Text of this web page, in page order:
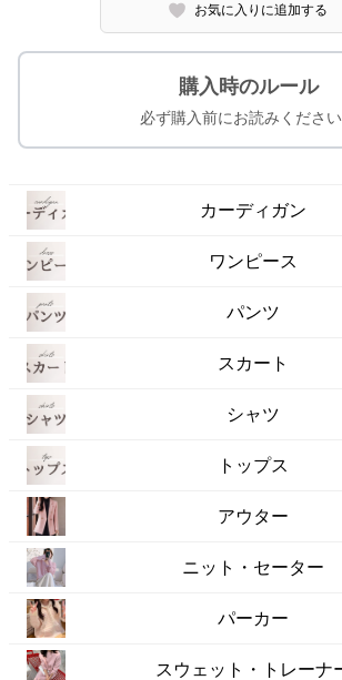
お気に入りに追加する
購入時のルール
必ず購入前にお読みください
カーディガン
ワンピース
パンツ
スカート
シャツ
トップス
アウター
ニット・セーター
パーカー
スウェット・トレーナ